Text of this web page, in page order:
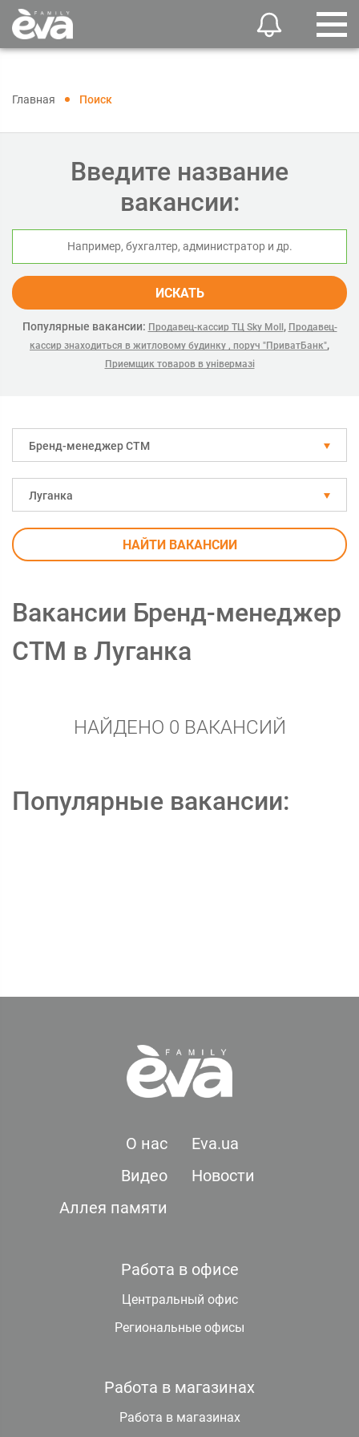
Главная Поиск
Введите название
вакансии:
ИСКАТЬ
Популярные вакансии: Продавец-кассир ТЦ Sky Moll , Продавец-
кассир знаходиться в житловому будинку , поруч "ПриватБанк",
Приемщик товаров в універмазі
Бренд-менеджер СТМ
Луганка
НАЙТИ ВАКАНСИИ
Вакансии Бренд-менеджер
СТМ в Луганка
НАЙДЕНО 0 ВАКАНСИЙ
Популярные вакансии:
О нас
Eva.ua
Видео
Новости
Аллея памяти
Работа в офисе
Центральный офис
Региональные офисы
Работа в магазинах
Работа в магазинах